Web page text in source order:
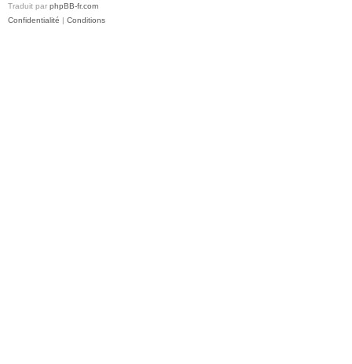
Traduit par phpBB-fr.com
Confidentialité | Conditions